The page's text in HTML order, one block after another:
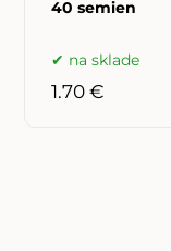
40 semien
na sklade
1.70 €